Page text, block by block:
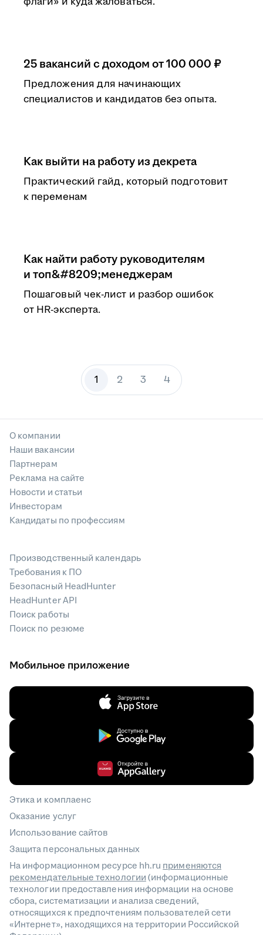
25 вакансий с доходом от 100 000 ₽
Предложения для начинающих
специалистов и кандидатов без опыта.
Как выйти на работу из декрета
Практический гайд, который подготовит
к переменам
Как найти работу руководителям
и топ&#8209;менеджерам
Пошаговый чек-лист и разбор ошибок
от HR-эксперта.
1 2 3 4
О компании
Наши вакансии
Партнерам
Реклама на сайте
Новости и статьи
Инвесторам
Кандидаты по профессиям
Производственный календарь
Требования к ПО
Безопасный HeadHunter
HeadHunter API
Поиск работы
Поиск по резюме
Мобильное приложение
Этика и комплаенс
Оказание услуг
Использование сайтов
Защита персональных данных
На информационном ресурсе hh.ru применяются
рекомендательные технологии(информационные
технологии предоставления информации на основе
сбора, систематизации и анализа сведений,
относящихся к предпочтениям пользователей сети
«Интернет», находящихся на территории Российской